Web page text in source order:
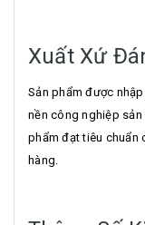
Xuất Xứ
Sản phẩm được
nền công nghiệp
phẩm đạt tiêu chuẩn
hàng.